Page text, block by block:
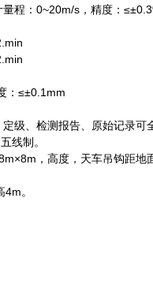
：0~20m/s，精度：
≤±0.1mm
、检测报告、原始记录可
线制。
，高度，天车吊钩距地
。